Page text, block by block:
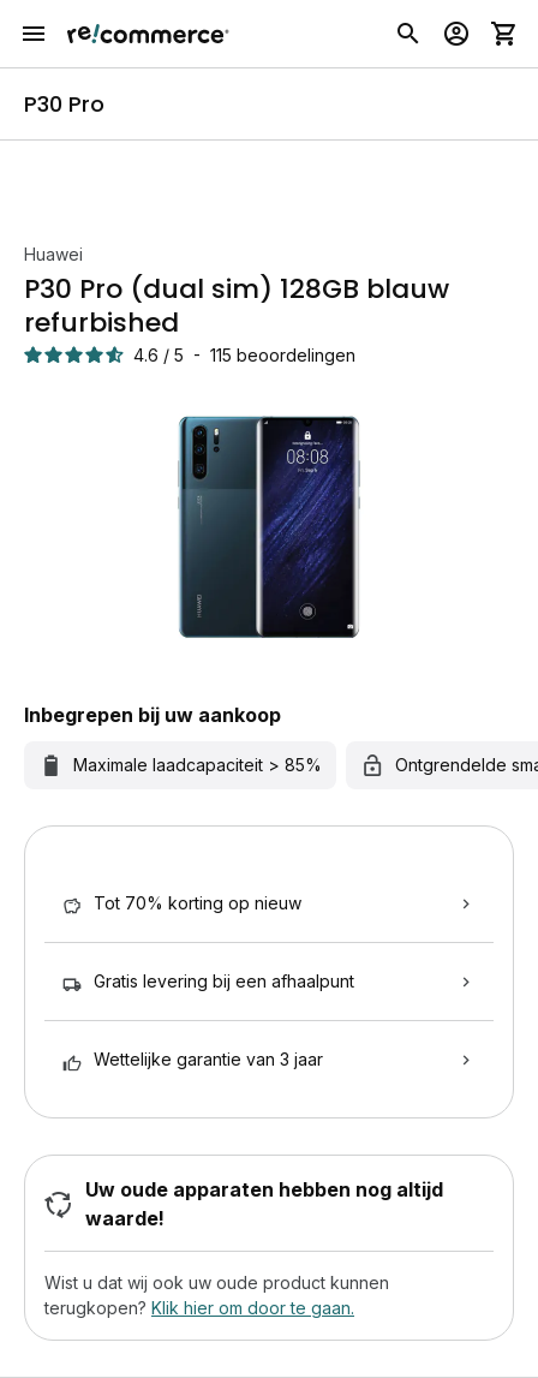
P30 Pro
Huawei
P30 Pro (dual sim) 128GB blauw
refurbished
4.6 / 5 - 115 beoordelingen
Inbegrepen bij uw aankoop
Maximale laadcapaciteit > 85% Ontgrendelde
Tot 70% korting op nieuw
Gratis levering bij een afhaalpunt
Wettelijke garantie van 3 jaar
Uw oude apparaten hebben nog altijd
waarde!
Wist u dat wij ook uw oude product kunnen
terugkopen? Klik hier om door te gaan.